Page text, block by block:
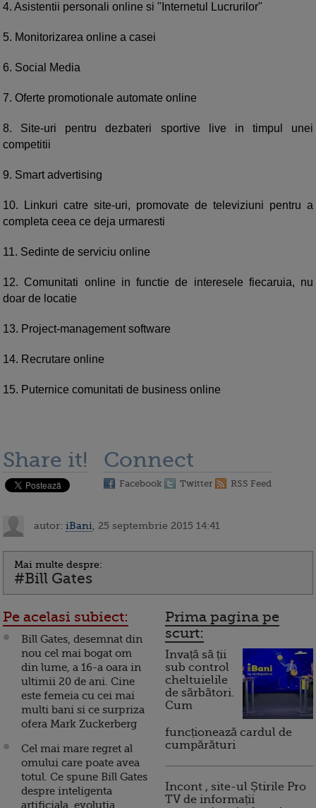
4. Asistentii personali online si "Internetul Lucrurilor"
5. Monitorizarea online a casei
6. Social Media
7. Oferte promotionale automate online
8. Site-uri pentru dezbateri sportive live in timpul unei
competitii
9. Smart advertising
10. Linkuri catre site-uri, promovate de televiziuni pentru a
completa ceea ce deja urmaresti
11. Sedinte de serviciu online
12. Comunitati online in functie de interesele fiecaruia, nu
doar de locatie
13. Project-management software
14. Recrutare online
15. Puternice comunitati de business online
Share it! Connect
Facebook Twitter RSS Feed
autor: iBani , 25 septembrie 2015 14:41
Mai multe despre:
#Bill Gates
Pe acelasi subiect:
Bill Gates, desemnat din
nou cel mai bogat om
din lume, a 16-a oara in
ultimii 20 de ani. Cine
este femeia cu cei mai
multi bani si ce surpriza
ofera Mark Zuckerberg
Cel mai mare regret al
omului care poate avea
totul. Ce spune Bill Gates
despre inteligenta
artificiala, evolutia
Prima pagina pe
scurt:
Invață să ții
sub control
cheltuielile
de sărbători.
Cum
funcționează cardul de
cumpărături
Incont , site-ul Știrile Pro
TV de informații